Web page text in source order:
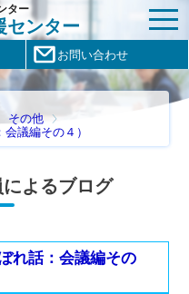
ター
センター
お問い合わせ
その他
議編その４）
よるブログ
れ話：会議編その